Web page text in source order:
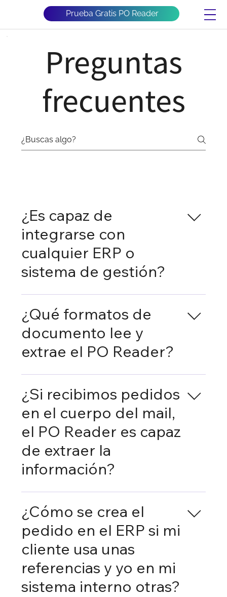
Prueba Gratis PO Reader
Preguntas
frecuentes
¿Es capaz de
integrarse con
cualquier ERP o
sistema de gestión?
Si, trabajamos con todo tipo de sistemas
como SAP, Microsoft Dynamics, Sage
entre otros.
¿Qué formatos de
documento lee y
extrae el PO Reader?
Leemos y ayudamos al procesamiento de
pedidos en varios formatos: .pdf, .word, .txt,
.excel…
¿Si recibimos pedidos
en el cuerpo del mail,
el PO Reader es capaz
de extraer la
información?
Exacto, no solo somos especialistas en la
lectura de documentos, también
trabajamos con los pedidos escritos que
recibáis en el cuerpo del mail.
¿Cómo se crea el
pedido en el ERP si mi
cliente usa unas
referencias y yo en mi
sistema interno otras?